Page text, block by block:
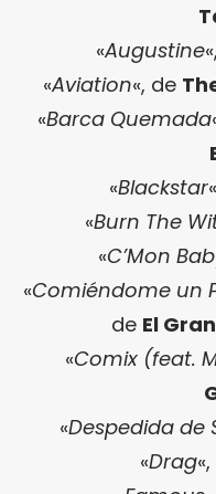
«Augustine
«Aviation«, de
«Barca Quemada
«Blackstar
«Burn The
«C’Mon
«Comiéndome un
de El
«Comix (feat.
«Despedida de
«Drag